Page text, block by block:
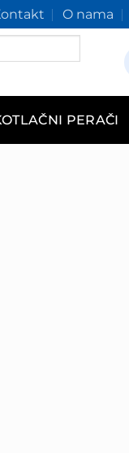
O nama
PERAČI